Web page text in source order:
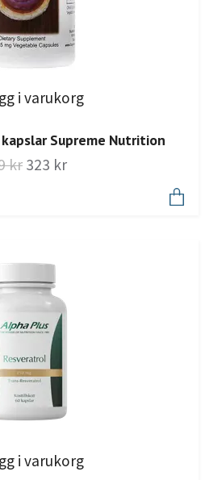
i varukorg
Supreme Nutrition
kr 323 kr
i varukorg